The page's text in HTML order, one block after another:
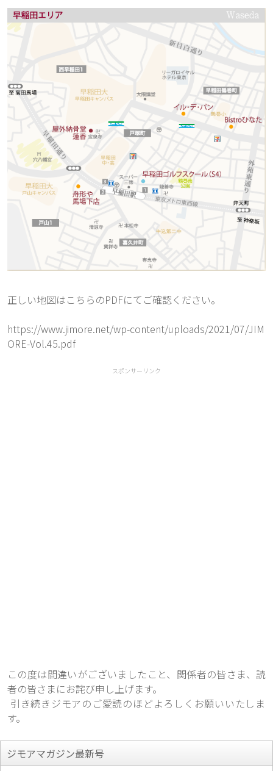
正しい地図はこちらのPDFにてご確認ください。
https://www.jimore.net/wp-content/uploads/2021/07/JIM
ORE-Vol.45.pdf
スポンサーリンク
この度は間違いがございましたこと、関係者の皆さま、読
者の皆さまにお詫び申し上げます。
す。
ジモアマガジン最新号